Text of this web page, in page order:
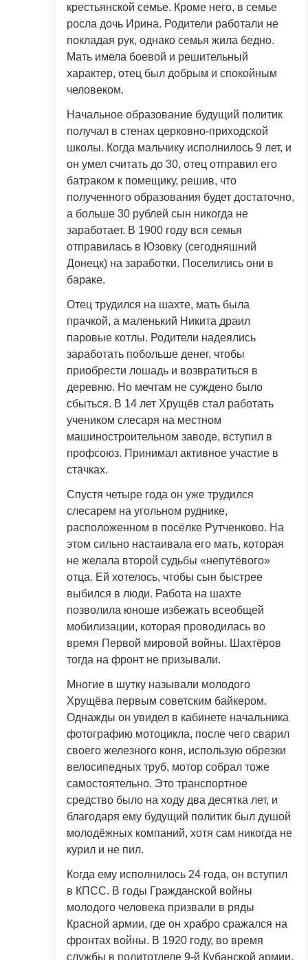
крестьянской семье. Кроме него, в семье
росла дочь Ирина. Родители работали не
покладая рук, однако семья жила бедно.
Мать имела боевой и решительный
характер, отец был добрым и спокойным
человеком.
Начальное образование будущий политик
получал в стенах церковно-приходской
школы. Когда мальчику исполнилось 9 лет, и
он умел считать до 30, отец отправил его
батраком к помещику, решив, что
полученного образования будет достаточно,
а больше 30 рублей сын никогда не
заработает. В 1900 году вся семья
отправилась в Юзовку (сегодняшний
Донецк) на заработки. Поселились они в
бараке.
Отец трудился на шахте, мать была
прачкой, а маленький Никита драил
паровые котлы. Родители надеялись
заработать побольше денег, чтобы
приобрести лошадь и возвратиться в
деревню. Но мечтам не суждено было
сбыться. В 14 лет Хрущёв стал работать
учеником слесаря на местном
машиностроительном заводе, вступил в
профсоюз. Принимал активное участие в
стачках.
Спустя четыре года он уже трудился
слесарем на угольном руднике,
расположенном в посёлке Рутченково. На
этом сильно настаивала его мать, которая
не желала второй судьбы «непутёвого»
отца. Ей хотелось, чтобы сын быстрее
выбился в люди. Работа на шахте
позволила юноше избежать всеобщей
мобилизации, которая проводилась во
время Первой мировой войны. Шахтёров
тогда на фронт не призывали.
Многие в шутку называли молодого
Хрущёва первым советским байкером.
Однажды он увидел в кабинете начальника
фотографию мотоцикла, после чего сварил
своего железного коня, использую обрезки
велосипедных труб, мотор собрал тоже
самостоятельно. Это транспортное
средство было на ходу два десятка лет, и
благодаря ему будущий политик был душой
молодёжных компаний, хотя сам никогда не
курил и не пил.
Когда ему исполнилось 24 года, он вступил
в КПСС. В годы Гражданской войны
молодого человека призвали в ряды
Красной армии, где он храбро сражался на
фронтах войны. В 1920 году, во время
службы в политотделе 9-й Кубанской армии,